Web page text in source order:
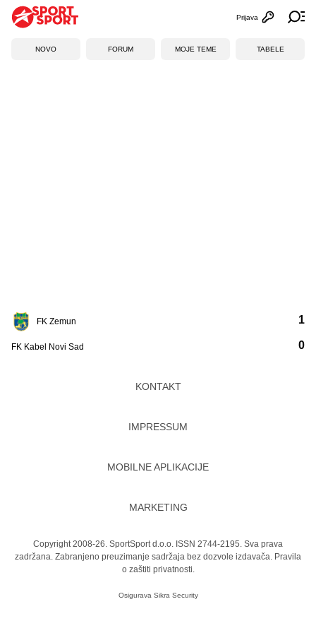
Otvori
Prijava
NOVO FORUM MOJE TEME TABELE
FK Zemun
FK Kabel Novi Sad
1
0
KONTAKT
IMPRESSUM
MOBILNE APLIKACIJE
MARKETING
Copyright 2008-26. SportSport d.o.o. ISSN 2744-2195. Sva prava
zadržana. Zabranjeno preuzimanje sadržaja bez dozvole izdavača. Pravila
o zaštiti privatnosti.
Osigurava Sikra Security